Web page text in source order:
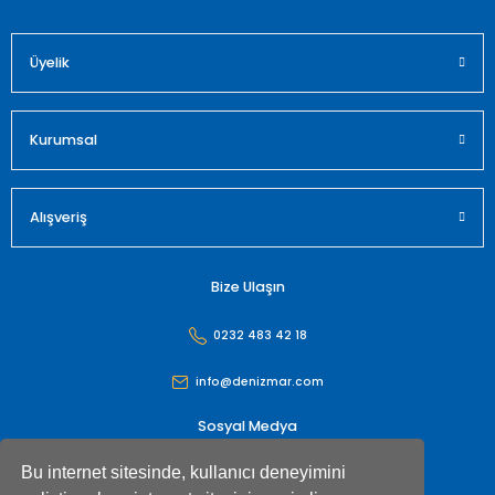
Bu internet sitesinde, kullanıcı deneyimini
Üyelik
Kurumsal
Alışveriş
Bize Ulaşın
0232 483 42 18
info@denizmar.com
Sosyal Medya